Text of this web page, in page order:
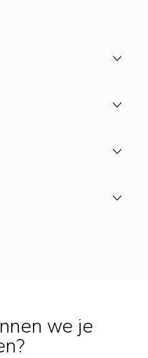
we je